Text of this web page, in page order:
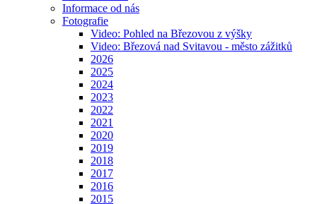
Informace od nás
Fotografie
Video: Pohled na Březovou z výšky
Video: Březová nad Svitavou - město zážitků
2026
2025
2024
2023
2022
2021
2020
2019
2018
2017
2016
2015